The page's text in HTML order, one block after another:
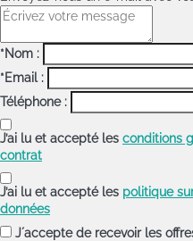
*Nom :
*Email :
Téléphone :
J’ai lu et accepté les conditions
contrat
J’ai lu et accepté les politique
données
J´accepte de recevoir les